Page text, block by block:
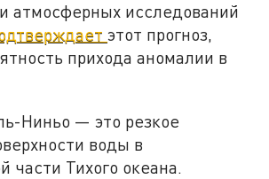
атмосферных исследований
этот прогноз,
прихода аномалии в
Ниньо — это резкое
воды в
части Тихого океана.